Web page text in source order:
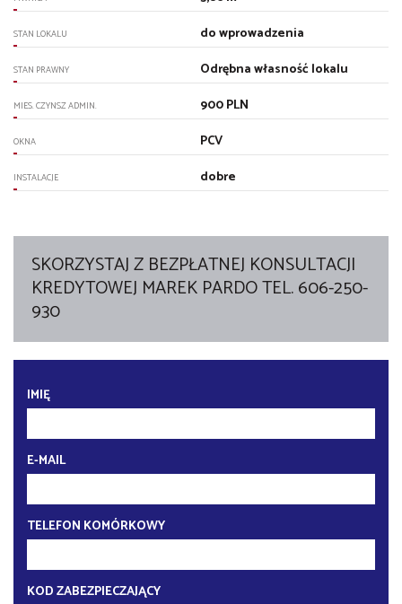
STAN LOKALU do wprowadzenia
STAN PRAWNY Odrębna własność lokalu
MIES. CZYNSZ ADMIN. 900 PLN
OKNA PCV
INSTALACJE dobre
SKORZYSTAJ Z BEZPŁATNEJ KONSULTACJI
KREDYTOWEJ MAREK PARDO TEL. 606-250-
930
IMIĘ
E-MAIL
TELEFON KOMÓRKOWY
KOD ZABEZPIECZAJĄCY